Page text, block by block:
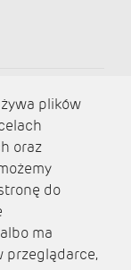
plików
oraz
do
ma
przeglądarce,